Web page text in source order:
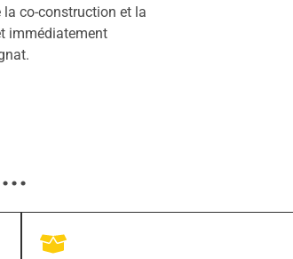
la co-construction et la
immédiatement